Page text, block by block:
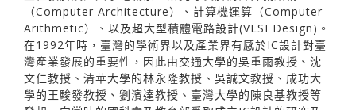
（Computer Architecture）、計算機運算（Computer
Arithmetic）、以及超大型積體電路設計(VLSI Design)。
在1992年時，臺灣的學術界以及產業界有感於IC設計對臺
灣產業發展的重要性，因此由交通大學的吳重雨教授、沈
文仁教授、清華大學的林永隆教授、吳誠文教授、成功大
學的王駿發教授、劉濱達教授、臺灣大學的陳良基教授等